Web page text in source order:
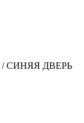
/СИНЯЯ ДВЕРЬ